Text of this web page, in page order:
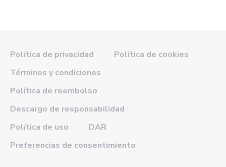
Política de privacidad
Política de cookies
Términos y condiciones
Política de reembolso
Descargo de responsabilidad
Política de uso
DAR
Preferencias de consentimiento